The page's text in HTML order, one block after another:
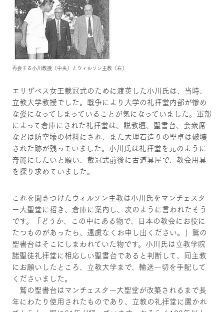
再会する小川教授（中央）とウィルソン主教（右）
エリザベス女王戴冠式のために渡英した小川氏は、当時、
立教大学教授でした。戦争により大学の礼拝堂内部が惨め
な姿になってしまっていることが気になっていました。軍部
によって倉庫にされた礼拝堂は、説教壇、聖書台、会衆席
などは防空壕の材料にされ、また大理石造りの聖卓は破壊
された跡が残っていました。小川氏は礼拝堂を元のように
奇麗にしたいと願い、戴冠式前後に古道具屋で、教会用具
を探り求めていました。
これを聞きつけたウィルソン主教は小川氏をマンチェスタ
ー大聖堂に招き、倉庫に案内し、次のように言われたそう
です。「どうか、この中にある物で、日本の教会にお役に
たつものがあったら、遠慮なくお申し出ください。」鷲の
聖書台はそこにしまわれていた物です。小川氏は立教学院
諸聖徒礼拝堂に相応しい聖書台であると判断して、同主教
にお願いしたところ、立教大学まで、輸送一切を手配して
くださいました。
鷲の聖書台はマンチェスター大聖堂が改築されるまで長
年にわたり使用されたものであり、立教の礼拝堂に置かれ